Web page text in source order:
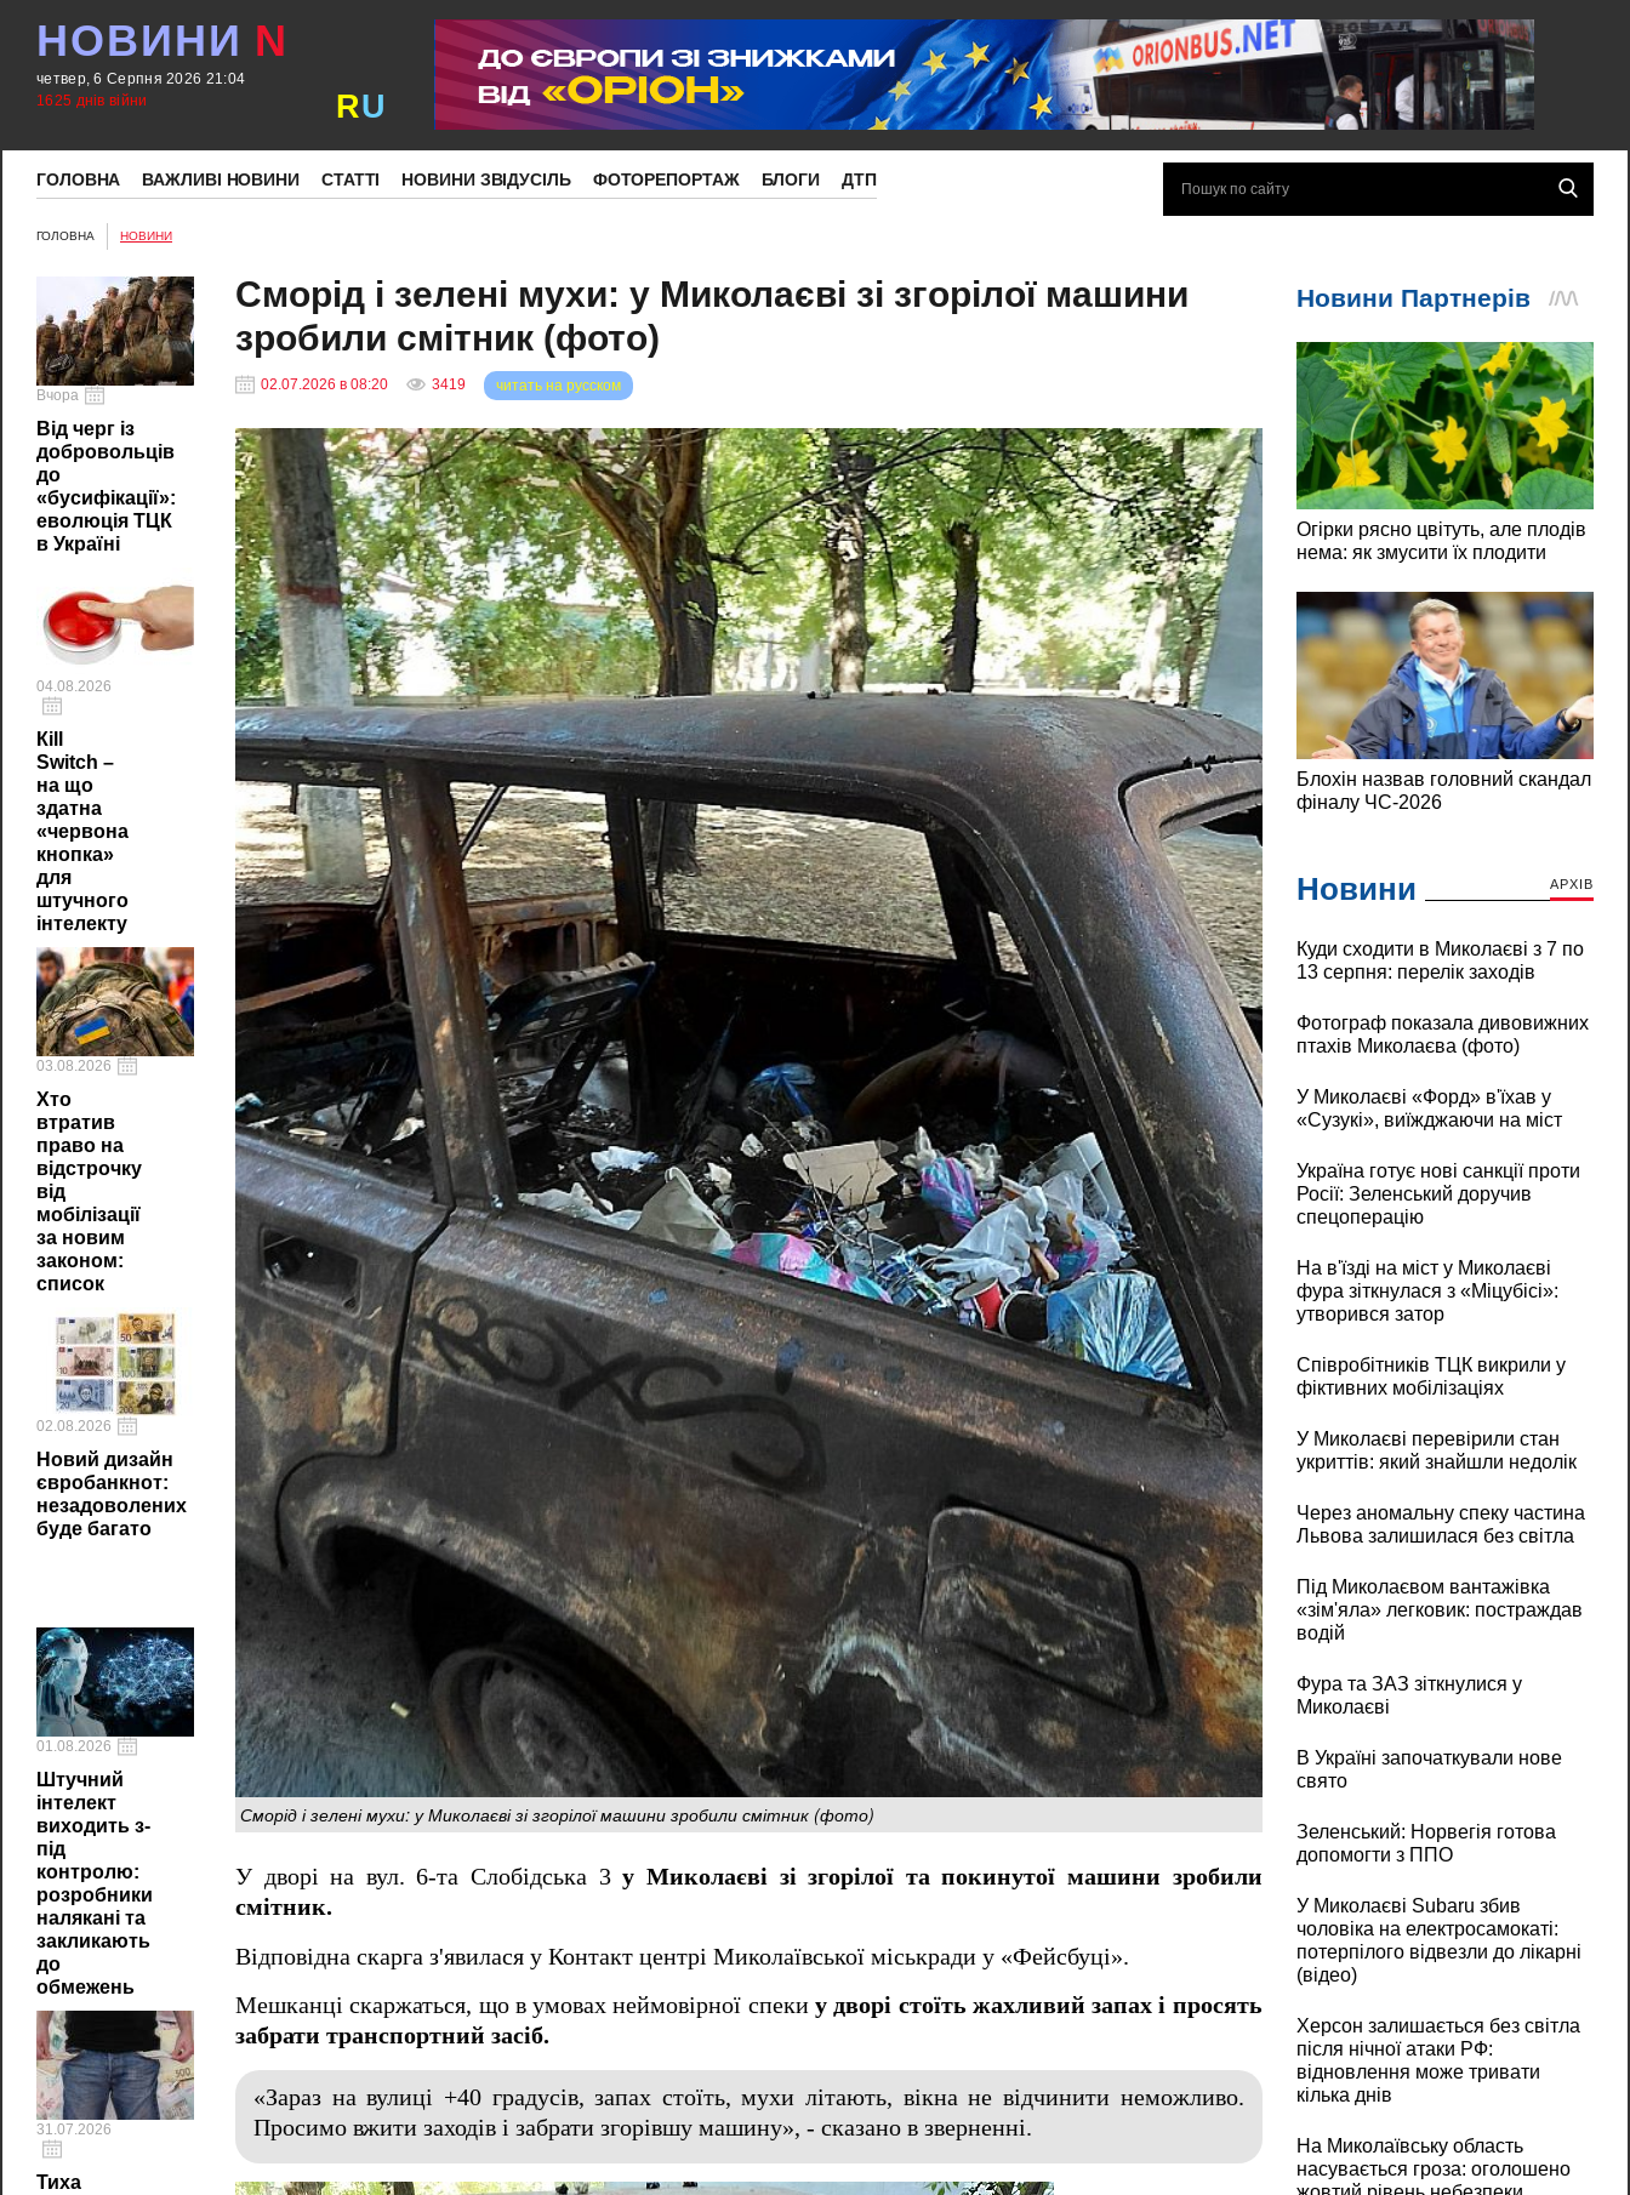
НОВИНИ N
четвер, 6 Серпня 2026 21:04
1625 днів війни
RU
ГОЛОВНА ВАЖЛИВІ НОВИНИ СТАТТІ НОВИНИ ЗВІДУСІЛЬ ФОТОРЕПОРТАЖ БЛОГИ ДТП
ГОЛОВНА НОВИНИ
Вчора
Від черг із
добровольців
до
«бусифікації»:
еволюція ТЦК
в Україні
04.08.2026
Кill
Switch –
на що
здатна
«червона
кнопка»
для
штучного
інтелекту
03.08.2026
Хто
втратив
право на
відстрочку
від
мобілізації
за новим
законом:
список
02.08.2026
Новий дизайн
євробанкнот:
незадоволених
буде багато
01.08.2026
Штучний
інтелект
виходить з-
під
контролю:
розробники
налякані та
закликають
до
обмежень
31.07.2026
Тиха
Сморід і зелені мухи: у Миколаєві зі згорілої машини
зробили смітник (фото)
02.07.2026 в 08:20 3419 читать на русском
Сморід і зелені мухи: у Миколаєві зі згорілої машини зробили смітник (фото)
У дворі на вул. 6-та Слобідська 3у Миколаєві зі згорілої та покинутої машини зробили
смітник.
Відповідна скарга з'явилася у Контакт центрі Миколаївської міськради у «Фейсбуці».
Мешканці скаржаться, що в умовах неймовірної спеки у дворі стоїть жахливий запах і просять
забрати транспортний засіб.
«Зараз на вулиці +40 градусів, запах стоїть, мухи літають, вікна не відчинити неможливо.
Просимо вжити заходів і забрати згорівшу машину», - сказано в зверненні.
Новини АРХІВ
Куди сходити в Миколаєві з 7 по
13 серпня: перелік заходів
Фотограф показала дивовижних
птахів Миколаєва (фото)
У Миколаєві «Форд» в'їхав у
«Сузукі», виїжджаючи на міст
Україна готує нові санкції проти
Росії: Зеленський доручив
спецоперацію
На в'їзді на міст у Миколаєві
фура зіткнулася з «Міцубісі»:
утворився затор
Співробітників ТЦК викрили у
фіктивних мобілізаціях
У Миколаєві перевірили стан
укриттів: який знайшли недолік
Через аномальну спеку частина
Львова залишилася без світла
Під Миколаєвом вантажівка
«зім'яла» легковик: постраждав
водій
Фура та ЗАЗ зіткнулися у
Миколаєві
В Україні започаткували нове
свято
Зеленський: Норвегія готова
допомогти з ППО
У Миколаєві Subaru збив
чоловіка на електросамокаті:
потерпілого відвезли до лікарні
(відео)
Херсон залишається без світла
після нічної атаки РФ:
відновлення може тривати
кілька днів
На Миколаївську область
насувається гроза: оголошено